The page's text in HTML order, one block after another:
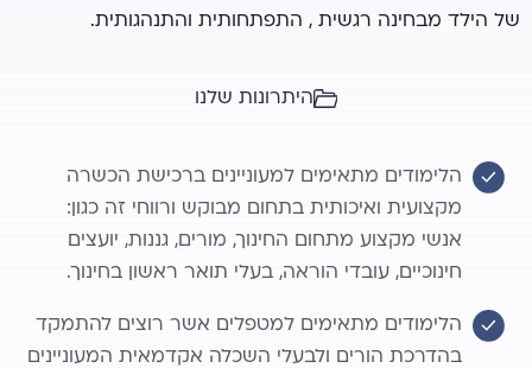
של הילד מבחינה רגשית , התפתחותית והתנהגותית.
היתרונות שלנו
הלימודים מתאימים למעוניינים ברכישת הכשרה
מקצועית ואיכותית בתחום מבוקש ורווחי זה כגון:
אנשי מקצוע מתחום החינוך, מורים, גננות, יועצים
חינוכיים, עובדי הוראה, בעלי תואר ראשון בחינוך.
הלימודים מתאימים למטפלים אשר רוצים להתמקד
בהדרכת הורים ולבעלי השכלה אקדמאית המעוניינים